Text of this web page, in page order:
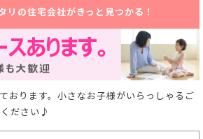
リの住宅会社がきっと見つかる！
おります。小さなお子様がいらっしゃるご
ださい♪